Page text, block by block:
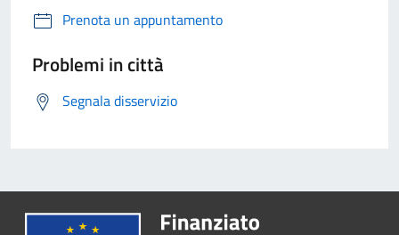
Prenota un appuntamento
Problemi in città
Segnala disservizio